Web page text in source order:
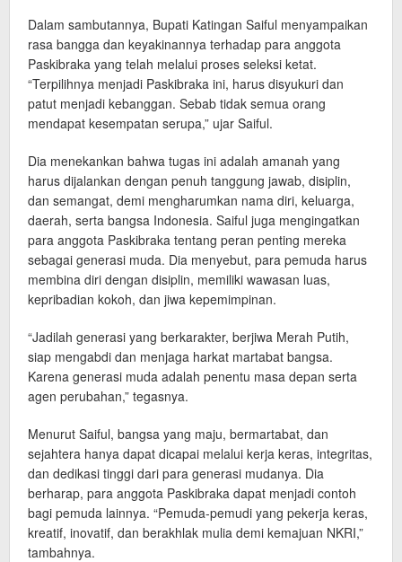
Dalam sambutannya, Bupati Katingan Saiful menyampaikan
rasa bangga dan keyakinannya terhadap para anggota
Paskibraka yang telah melalui proses seleksi ketat.
“Terpilihnya menjadi Paskibraka ini, harus disyukuri dan
patut menjadi kebanggan. Sebab tidak semua orang
mendapat kesempatan serupa,” ujar Saiful.
Dia menekankan bahwa tugas ini adalah amanah yang
harus dijalankan dengan penuh tanggung jawab, disiplin,
dan semangat, demi mengharumkan nama diri, keluarga,
daerah, serta bangsa Indonesia. Saiful juga mengingatkan
para anggota Paskibraka tentang peran penting mereka
sebagai generasi muda. Dia menyebut, para pemuda harus
membina diri dengan disiplin, memiliki wawasan luas,
kepribadian kokoh, dan jiwa kepemimpinan.
“Jadilah generasi yang berkarakter, berjiwa Merah Putih,
siap mengabdi dan menjaga harkat martabat bangsa.
Karena generasi muda adalah penentu masa depan serta
agen perubahan,” tegasnya.
Menurut Saiful, bangsa yang maju, bermartabat, dan
sejahtera hanya dapat dicapai melalui kerja keras, integritas,
dan dedikasi tinggi dari para generasi mudanya. Dia
berharap, para anggota Paskibraka dapat menjadi contoh
bagi pemuda lainnya. “Pemuda-pemudi yang pekerja keras,
kreatif, inovatif, dan berakhlak mulia demi kemajuan NKRI,”
tambahnya.